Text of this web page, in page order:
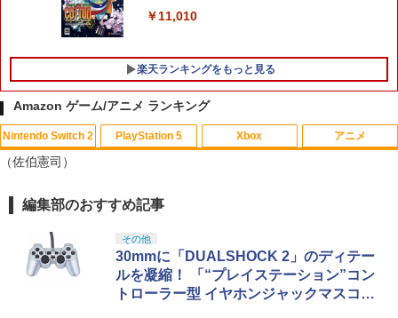
￥11,010
楽天ランキングをもっと見る
1
【中古】四女神オンライン CYBER DIM
￥350
2 【中古】おいでよ どうぶつの森
1
「お隣の天使様にいつの間にか駄目人間
￥7,821
2
スーパーの裏でヤニ吸うふたり Vol.1【B
lu-ray】 [ 地主 ]
Amazon ゲーム/アニメ ランキング
Nintendo Switch 2
1
スプラトゥーン レイダース|オンライン
￥5,832
PlayStation 5
1
PlayStation 5 デジタル・エディション
ese only (CFI-2200B01)
￥55,000
Xbox
1
【純正品】Xbox ワイヤレス コントロー
￥8,300
アニメ
1
【Amazon.co.jp限定】劇場版モノノ怪
ナル三方背収納ケース付きコレクション)
(オリジナル特典:オリジナル巾着＋メー
カー特典:【坤と離】二振りの剣、十翼よ
り来たる！スタジオ描き下ろしイラスト
ボード付) [Blu-ray]
（佐伯憲司）
編集部のおすすめ記事
その他
30mmに「DUALSHOCK 2」のディテー
ルを凝縮！ 「“プレイステーション”コン
トローラー型 イヤホンジャックマスコッ